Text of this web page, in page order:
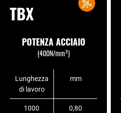
TBX
POTENZA ACCIAIO
(400N/mm²)
Lunghezza
di lavoro
mm
1000 0,80